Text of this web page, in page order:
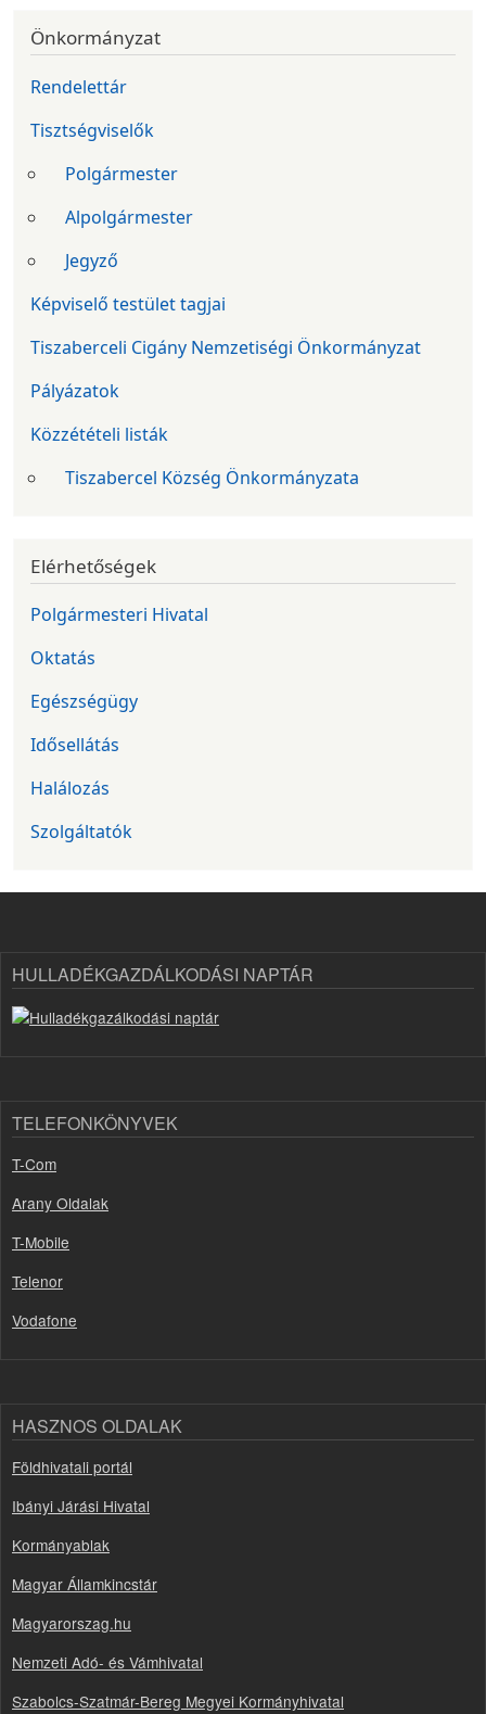
Önkormányzat
Rendelettár
Tisztségviselők
Polgármester
Alpolgármester
Jegyző
Képviselő testület tagjai
Tiszaberceli Cigány Nemzetiségi Önkormányzat
Pályázatok
Közzétételi listák
Tiszabercel Község Önkormányzata
Elérhetőségek
Polgármesteri Hivatal
Oktatás
Egészségügy
Idősellátás
Halálozás
Szolgáltatók
HULLADÉKGAZDÁLKODÁSI NAPTÁR
TELEFONKÖNYVEK
T-Com
Arany Oldalak
T-Mobile
Telenor
Vodafone
HASZNOS OLDALAK
Földhivatali portál
Ibányi Járási Hivatal
Kormányablak
Magyar Államkincstár
Magyarorszag.hu
Nemzeti Adó- és Vámhivatal
Szabolcs-Szatmár-Bereg Megyei Kormányhivatal